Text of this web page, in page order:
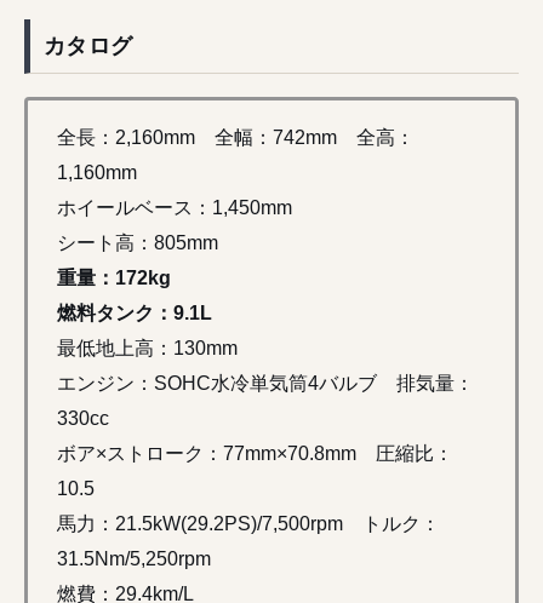
カタログ
全長：2,160mm 全幅：742mm 全高：
1,160mm
ホイールベース：1,450mm
シート高：805mm
重量：172kg
燃料タンク：9.1L
最低地上高：130mm
エンジン：SOHC水冷単気筒4バルブ 排気量：
330cc
ボア×ストローク：77mm×70.8mm 圧縮比：
10.5
馬力：21.5kW(29.2PS)/7,500rpm トルク：
31.5Nm/5,250rpm
燃費：29.4km/L